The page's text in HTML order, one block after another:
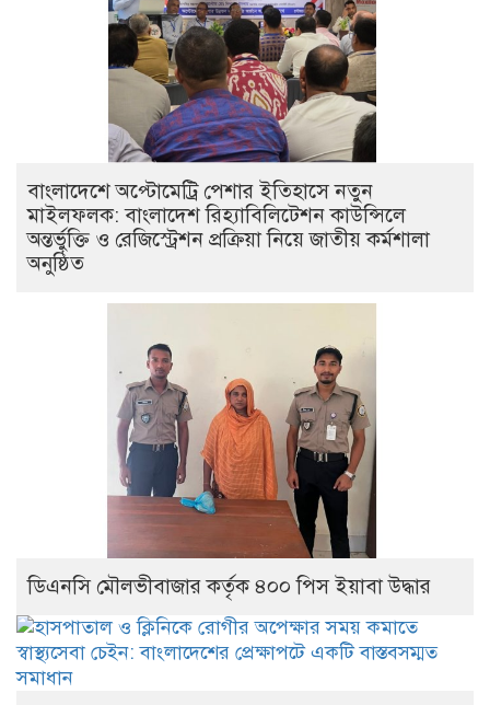
বাংলাদেশে অপ্টোমেট্রি পেশার ইতিহাসে নতুন
মাইলফলক: বাংলাদেশ রিহ্যাবিলিটেশন কাউন্সিলে
অন্তর্ভুক্তি ও রেজিস্ট্রেশন প্রক্রিয়া নিয়ে জাতীয় কর্মশালা
অনুষ্ঠিত
ডিএনসি মৌলভীবাজার কর্তৃক ৪০০ পিস ইয়াবা উদ্ধার